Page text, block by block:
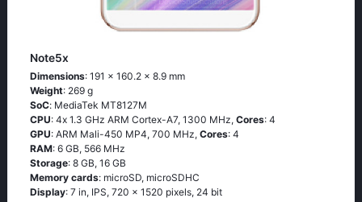
Note5x
Dimensions: 191 x 160.2 x 8.9 mm
Weight: 269 g
SoC: МеdiаТеk МТ8127М
CPU: 4х 1.3 GНz АRМ Соrtех-А7, 1300 MHz, Cores: 4
GPU: ARM Mali-450 MP4, 700 MHz, Cores: 4
RAM: 6 GB, 566 MHz
Storage: 8 GB, 16 GB
Memory cards: microSD, microSDHC
Display: 7 in, IPS, 720 x 1520 pixels, 24 bit